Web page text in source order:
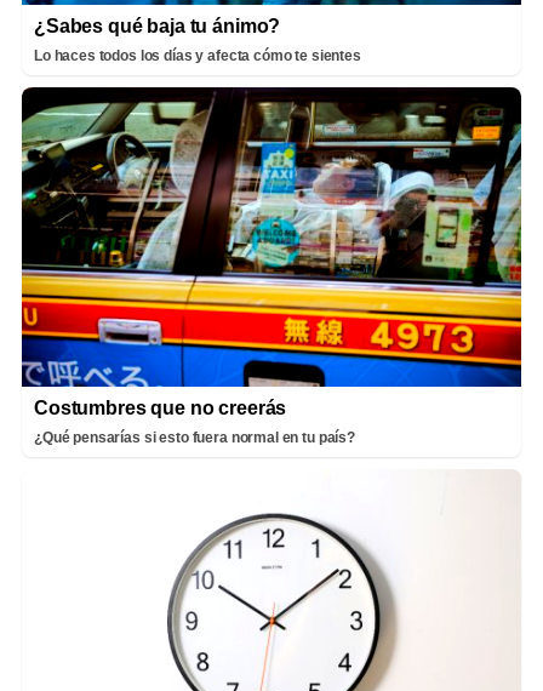
¿Sabes qué baja tu ánimo?
Lo haces todos los días y afecta cómo te sientes
Costumbres que no creerás
¿Qué pensarías si esto fuera normal en tu país?